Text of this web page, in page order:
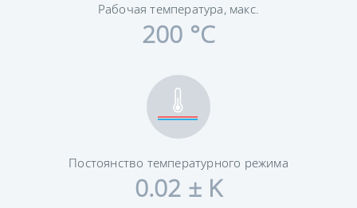
Рабочая температура, макс.
200 °C
Постоянство температурного режима
0.02 ± K